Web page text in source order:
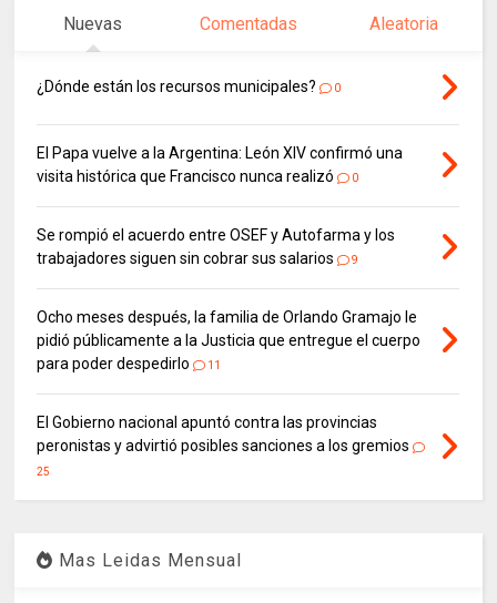
Nuevas Comentadas Aleatoria
¿Dónde están los recursos municipales? 0
El Papa vuelve a la Argentina: León XIV confirmó una
visita histórica que Francisco nunca realizó
0
Se rompió el acuerdo entre OSEF y Autofarma y los
trabajadores siguen sin cobrar sus salarios
9
Ocho meses después, la familia de Orlando Gramajo le
pidió públicamente a la Justicia que entregue el cuerpo
para poder despedirlo
11
El Gobierno nacional apuntó contra las provincias
peronistas y advirtió posibles sanciones a los gremios
25
Mas Leidas Mensual